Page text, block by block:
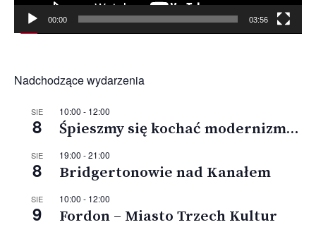
00:00 03:56
Nadchodzące wydarzenia
SIE
8
10:00 - 12:00
Śpieszmy się kochać modernizm…
SIE
8
19:00 -21:00
Bridgertonowie nad Kanałem
SIE
9
10:00 - 12:00
Fordon – Miasto Trzech Kultur